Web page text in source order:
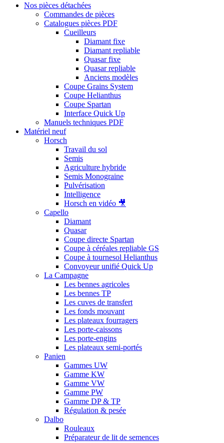
Nos pièces détachées
Commandes de pièces
Catalogues pièces PDF
Cueilleurs
Diamant fixe
Diamant repliable
Quasar fixe
Quasar repliable
Anciens modèles
Coupe Grains System
Coupe Helianthus
Coupe Spartan
Interface Quick Up
Manuels techniques PDF
Matériel neuf
Horsch
Travail du sol
Semis
Agriculture hybride
Semis Monograine
Pulvérisation
Intelligence
Horsch en vidéo 🎥
Capello
Diamant
Quasar
Coupe directe Spartan
Coupe à céréales repliable GS
Coupe à tournesol Helianthus
Convoyeur unifié Quick Up
La Campagne
Les bennes agricoles
Les bennes TP
Les cuves de transfert
Les fonds mouvant
Les plateaux fourragers
Les porte-caissons
Les porte-engins
Les plateaux semi-portés
Panien
Gammes UW
Gamme KW
Gamme VW
Gamme PW
Gamme DP & TP
Régulation & pesée
Dalbo
Rouleaux
Préparateur de lit de semences